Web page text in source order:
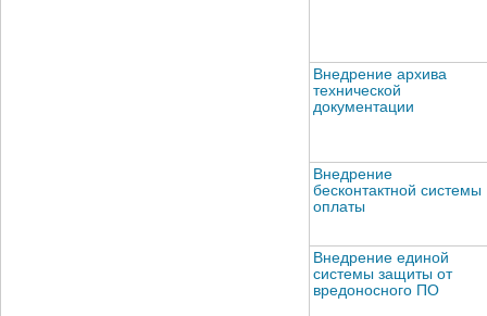
Внедрение архива
технической
документации
Внедрение
бесконтактной системы
оплаты
Внедрение единой
системы защиты от
вредоносного ПО